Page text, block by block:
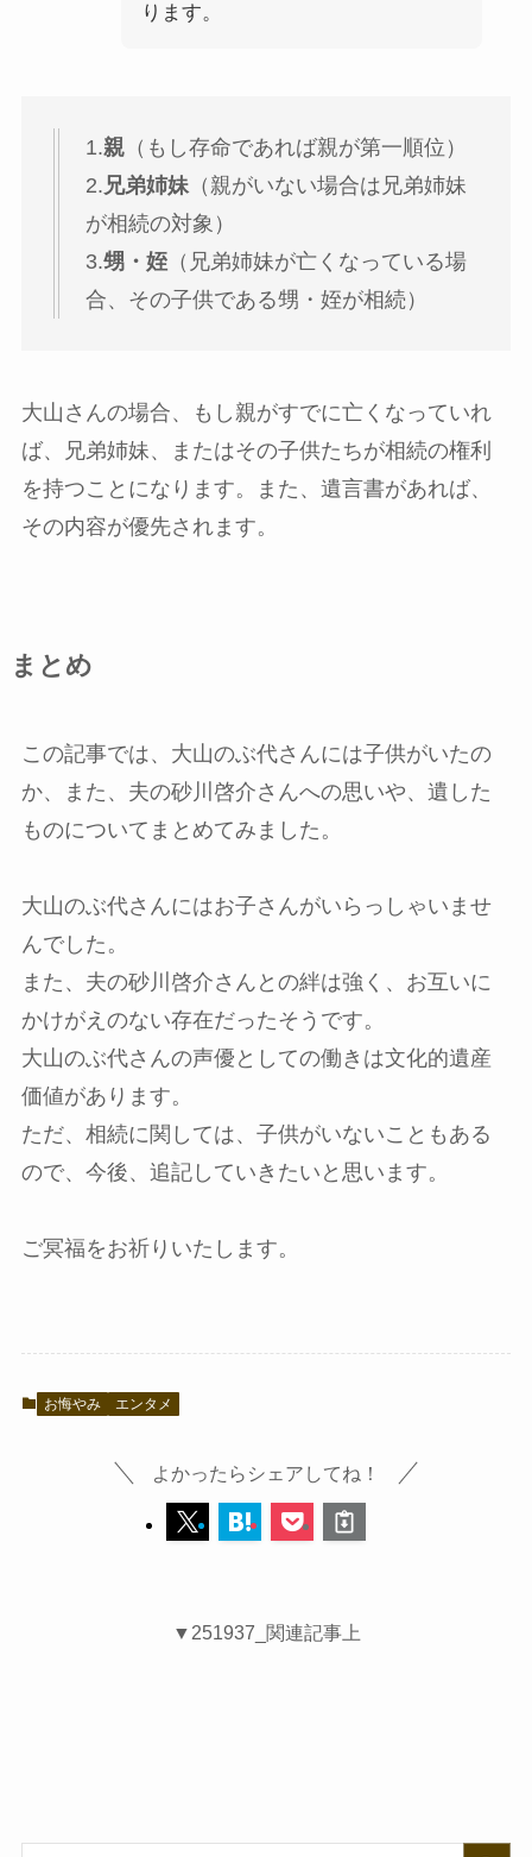
ります。
1.親（もし存命であれば親が第一順位）
2.兄弟姉妹（親がいない場合は兄弟姉妹
が相続の対象）
3.甥・姪（兄弟姉妹が亡くなっている場
合、その子供である甥・姪が相続）
大山さんの場合、もし親がすでに亡くなっていれ
ば、兄弟姉妹、またはその子供たちが相続の権利
を持つことになります。また、遺言書があれば、
その内容が優先されます。
まとめ
この記事では、大山のぶ代さんには子供がいたの
か、また、夫の砂川啓介さんへの思いや、遺した
ものについてまとめてみました。
大山のぶ代さんにはお子さんがいらっしゃいませ
んでした。
また、夫の砂川啓介さんとの絆は強く、お互いに
かけがえのない存在だったそうです。
大山のぶ代さんの声優としての働きは文化的遺産
価値があります。
ただ、相続に関しては、子供がいないこともある
ので、今後、追記していきたいと思います。
ご冥福をお祈りいたします。
お悔やみ エンタメ
よかったらシェアしてね！
▼251937_関連記事上